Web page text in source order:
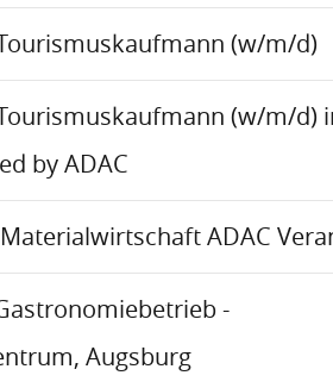
(w/m/d)
(w/m/d)
by ADAC
ADAC
-
Augsburg